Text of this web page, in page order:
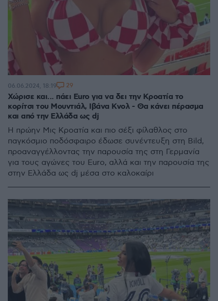
Χώρισε και... πάει Euro για να δει την Κροατία το
κορίτσι του Μουντιάλ, Ιβάνα Κνολ - Θα κάνει πέρασμα
και από την Ελλάδα ως dj
Η πρώην Μις Κροατία και πιο σέξι φίλαθλος στο
παγκόσμιο ποδόσφαιρο έδωσε συνέντευξη στη Bild,
προαναγγέλλοντας την παρουσία της στη Γερμανία
για τους αγώνες του Euro, αλλά και την παρουσία της
στην Ελλάδα ως dj μέσα στο καλοκαίρι
06.06.2024, 18:19 29